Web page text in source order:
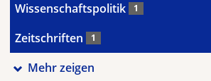
Wissenschaftspolitik 1
Zeitschriften 1
Mehr zeigen